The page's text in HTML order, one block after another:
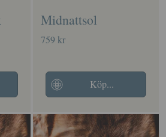
Midnattsol
759 kr
Köp...